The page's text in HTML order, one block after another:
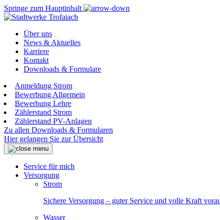
Springe zum Hauptinhalt
Über uns
News & Aktuelles
Karriere
Kontakt
Downloads & Formulare
Anmeldung Strom
Bewerbung Allgemein
Bewerbung Lehre
Zählerstand Strom
Zählerstand PV-Anlagen
Zu allen Downloads & Formularen
Hier gelangen Sie zur Übersicht
Service für mich
Versorgung
Strom
Sichere Versorgung – guter Service und volle Kraft
Wasser